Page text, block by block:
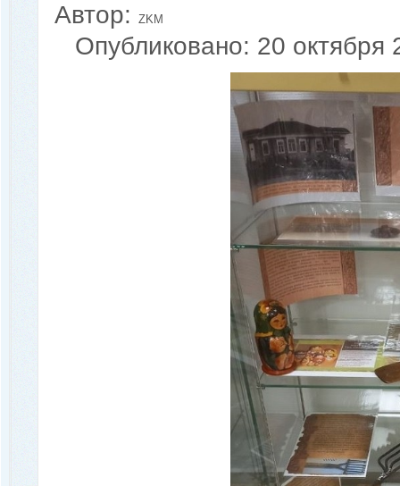
Автор:
ZKM
Опубликовано: 20 октября